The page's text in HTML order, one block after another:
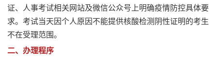
证、人事考试相关网站及微信公众号上明确疫情防控具体要
求。考试当天因个人原因不能提供核酸检测阴性证明的考生
不在受理范围。
二、办理程序